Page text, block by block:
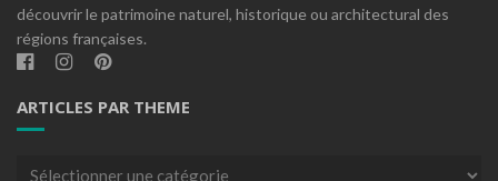
découvrir le patrimoine naturel, historique ou architectural des
régions françaises.
ARTICLES PAR THEME
Articles